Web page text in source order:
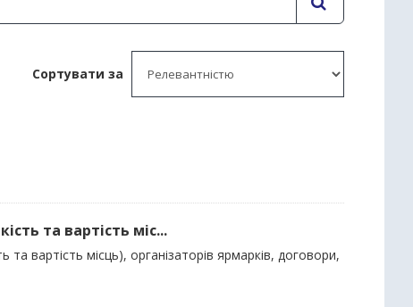
Сортувати за
та вартість міс...
та вартість місць), організаторів ярмарків, договори,